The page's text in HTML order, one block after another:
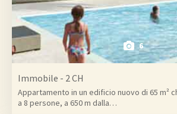
6
Immobile - 2 CH
Appartamento in un edificio nuovo di 65 m²
a 8 persone, a 650 m dalla…